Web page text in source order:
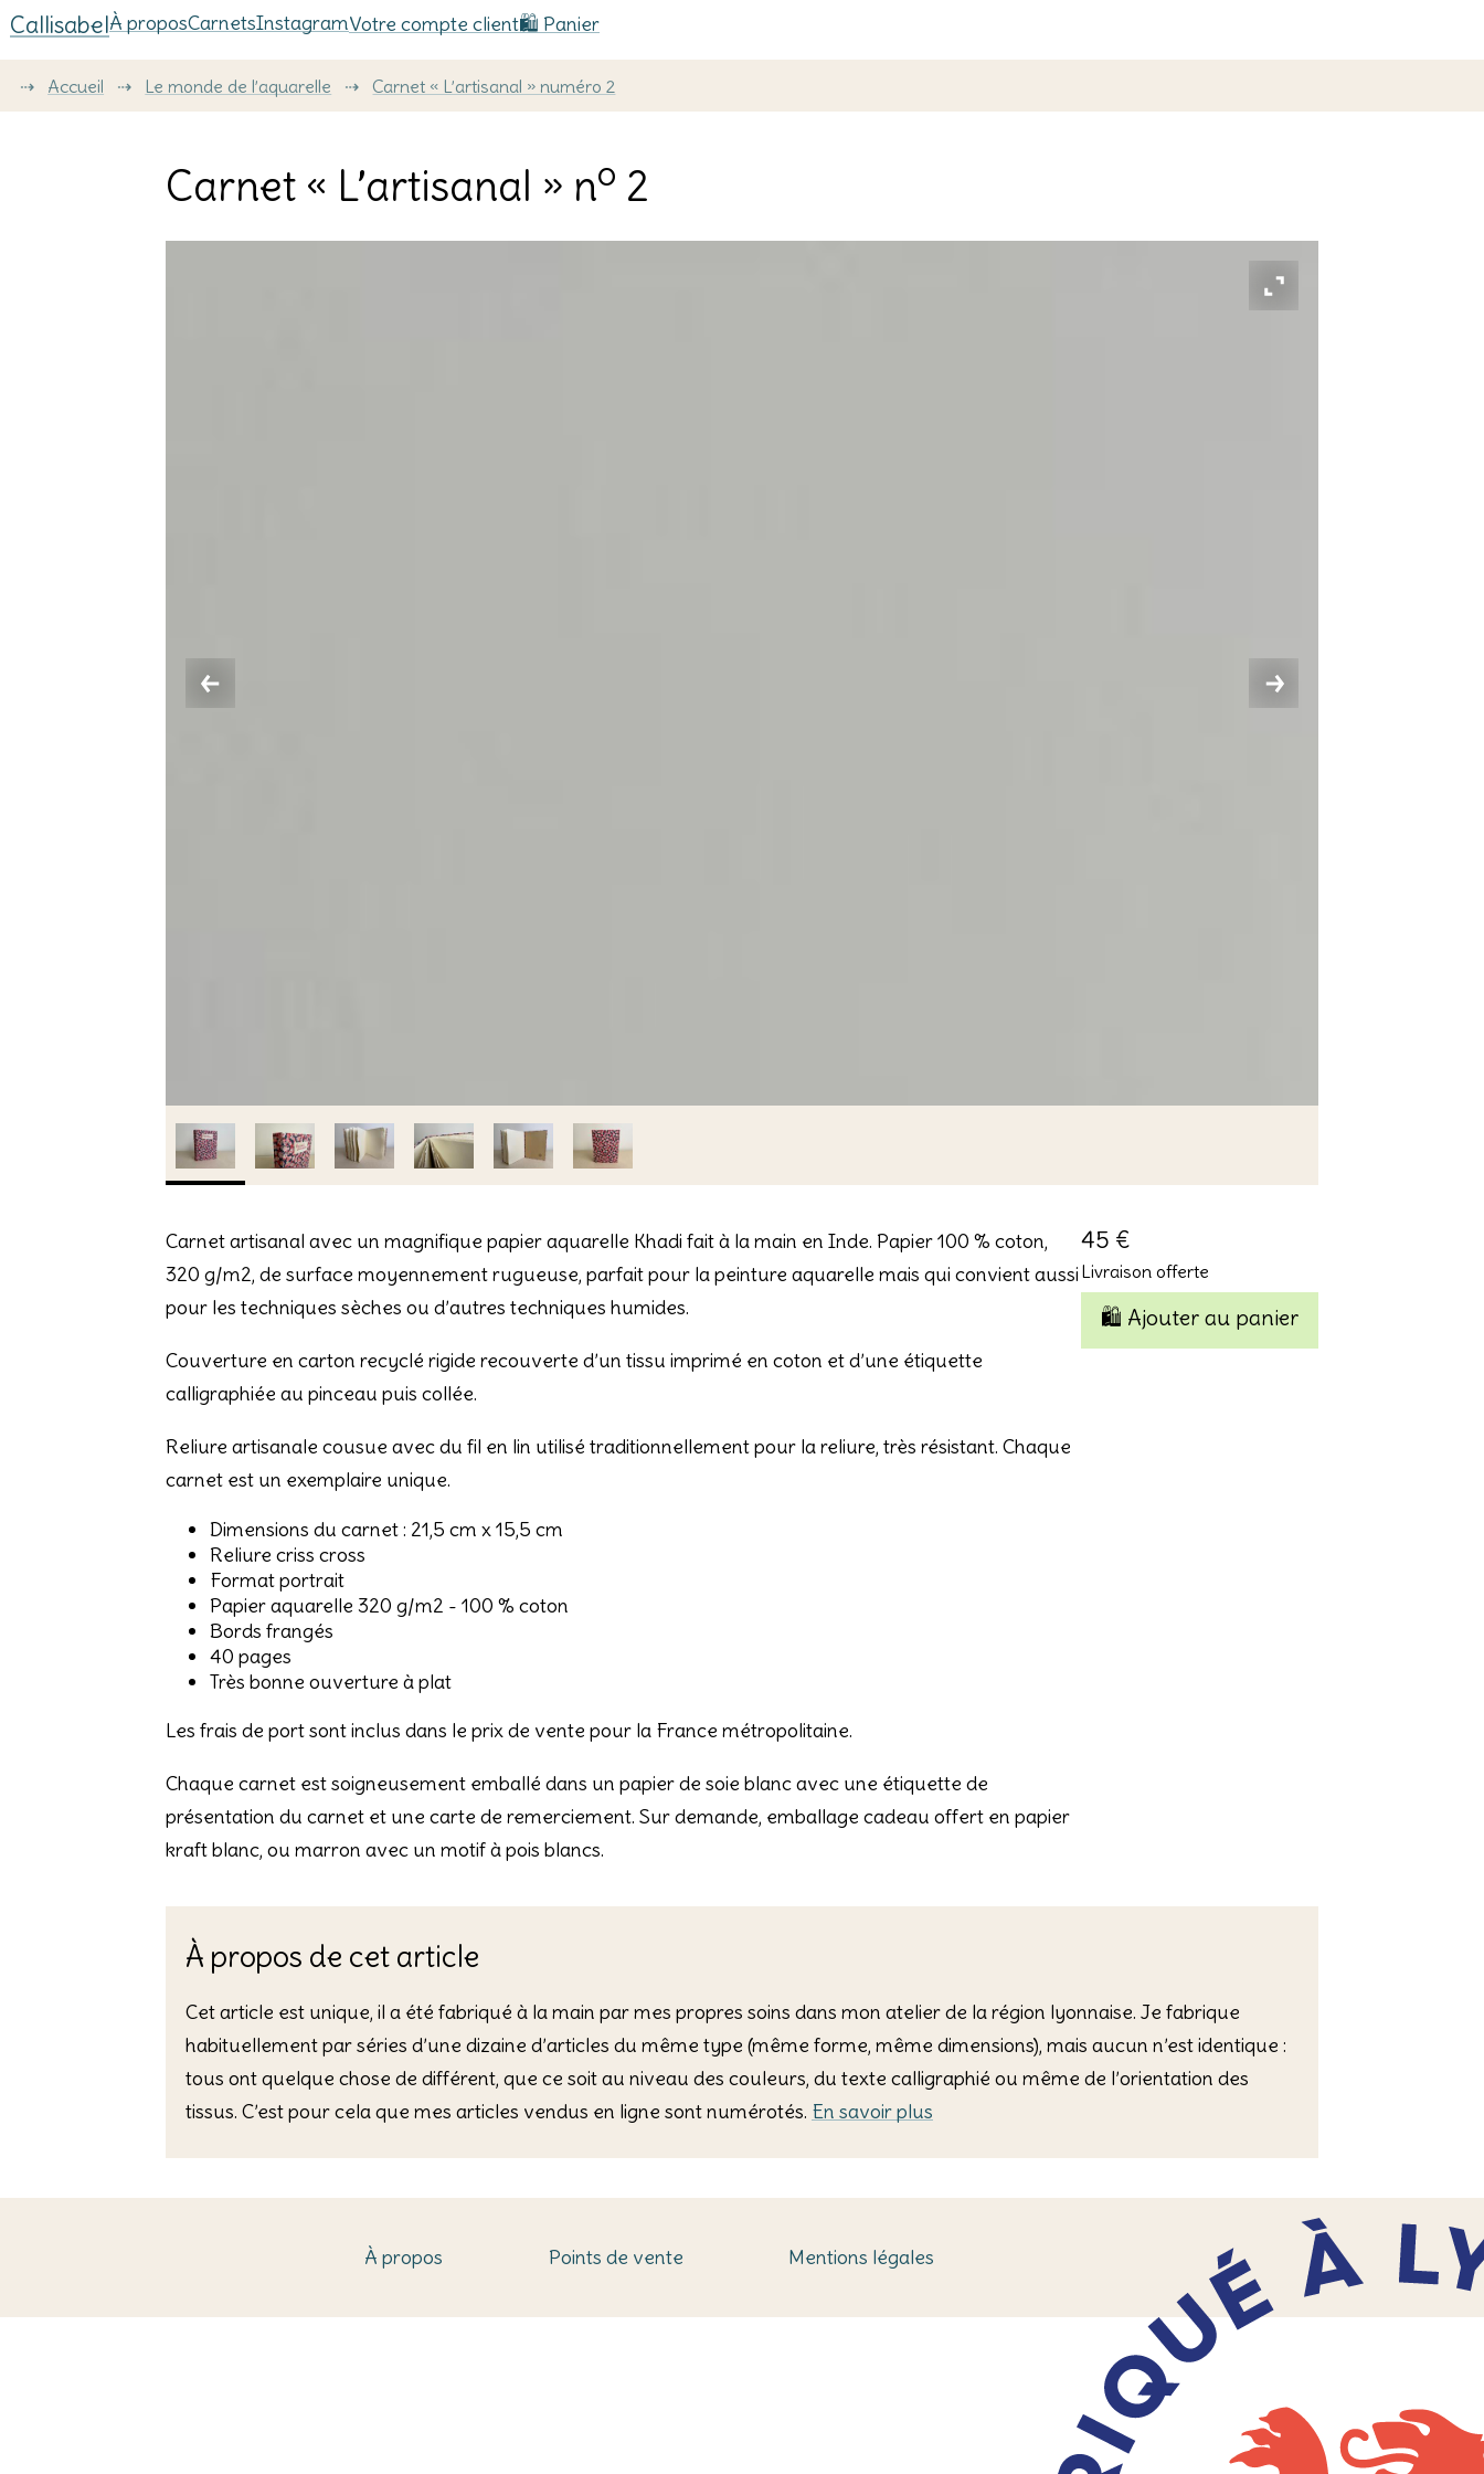
CallisabelÀ proposCarnetsInstagramVotre compte client🛍️ Panier
⇢ Accueil ⇢ Le monde de l’aquarelle ⇢ Carnet « L’artisanal » numéro 2
Carnet « L’artisanal » no 2
Carnet artisanal avec un magnifique papier aquarelle Khadi fait à la main en Inde. Papier 100 % coton,
320 g/m2, de surface moyennement rugueuse, parfait pour la peinture aquarelle mais qui convient aussi
pour les techniques sèches ou d’autres techniques humides.
Couverture en carton recyclé rigide recouverte d’un tissu imprimé en coton et d’une étiquette
calligraphiée au pinceau puis collée.
Reliure artisanale cousue avec du fil en lin utilisé traditionnellement pour la reliure, très résistant. Chaque
carnet est un exemplaire unique.
Dimensions du carnet : 21,5 cm x 15,5 cm
Reliure criss cross
Format portrait
Papier aquarelle 320 g/m2 - 100 % coton
Bords frangés
40 pages
Très bonne ouverture à plat
Les frais de port sont inclus dans le prix de vente pour la France métropolitaine.
Chaque carnet est soigneusement emballé dans un papier de soie blanc avec une étiquette de
présentation du carnet et une carte de remerciement. Sur demande, emballage cadeau offert en papier
kraft blanc, ou marron avec un motif à pois blancs.
45 €
Livraison offerte
🛍️ Ajouter au panier
À propos de cet article
Cet article est unique, il a été fabriqué à la main par mes propres soins dans mon atelier de la région lyonnaise. Je fabrique
habituellement par séries d’une dizaine d’articles du même type (même forme, même dimensions), mais aucun n’est identique :
tous ont quelque chose de différent, que ce soit au niveau des couleurs, du texte calligraphié ou même de l’orientation des
tissus. C’est pour cela que mes articles vendus en ligne sont numérotés. En savoir plus
À propos Points de vente Mentions légales